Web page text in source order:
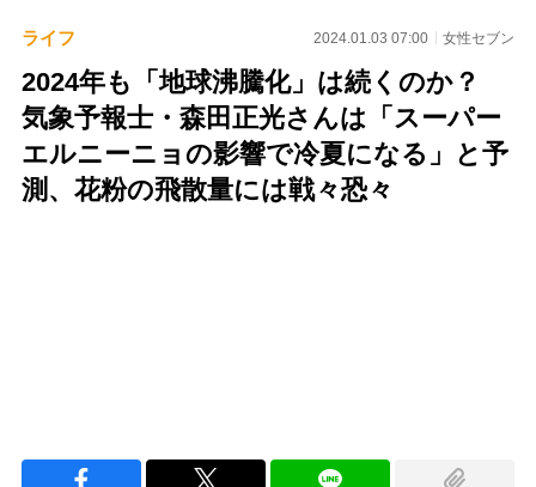
ライフ 2024.01.03 07:00 女性セブン
2024年も「地球沸騰化」は続くのか？
気象予報士・森田正光さんは「スーパー
エルニーニョの影響で冷夏になる」と予
測、花粉の飛散量には戦々恐々